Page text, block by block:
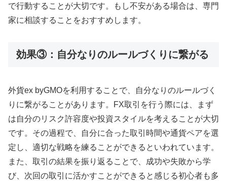
で行動することが大切です。もし不安がある場合は、専門
家に相談することをおすすめします。
効果③：自分なりのルールづくりに繋がる
外貨ex byGMOを利用することで、自分なりのルールづく
りに繋がることがあります。FX取引を行う際には、まず
は自分のリスク許容度や投資スタイルを考えることが大切
です。その過程で、自分に合った取引時間や通貨ペアを選
定し、適切な戦略を練ることができるといわれています。
また、取引の結果を振り返ることで、成功や失敗から学
び、次回の取引に活かすことができると感じる初心者も多